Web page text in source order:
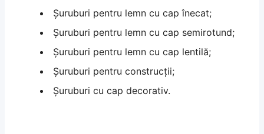
Șuruburi pentru lemn cu cap înecat;
Șuruburi pentru lemn cu cap semirotund;
Șuruburi pentru lemn cu cap lentilă;
Șuruburi pentru construcții;
Șuruburi cu cap decorativ.